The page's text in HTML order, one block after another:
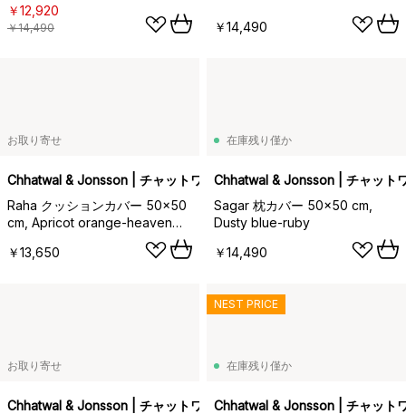
￥12,920
￥14,490 ￥14,490
お取り寄せ
Chhatwal & Jonsson | チャットワル＆ヨンソン
Raha クッションカバー 50x50
cm, Apricot orange-heaven
￥13,650
在庫残り僅か
Chhatwal & Jonsson | チャット
Sagar 枕カバー 50x50 cm,
Dusty blue-ruby
￥14,490
お取り寄せ
Chhatwal & Jonsson | チャットワル＆ヨンソン
在庫残り僅か
Chhatwal & Jonsson | チャット
NEST PRICE